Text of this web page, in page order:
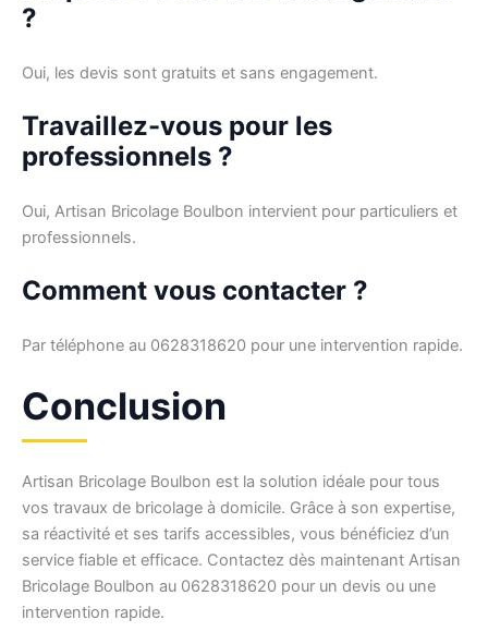
?
Oui, les devis sont gratuits et sans engagement.
Travaillez-vous pour les
professionnels ?
Oui, Artisan Bricolage Boulbon intervient pour particuliers et
professionnels.
Comment vous contacter ?
Par téléphone au 0628318620 pour une intervention rapide.
Conclusion
Artisan Bricolage Boulbon est la solution idéale pour tous
vos travaux de bricolage à domicile. Grâce à son expertise,
sa réactivité et ses tarifs accessibles, vous bénéficiez d’un
service fiable et efficace. Contactez dès maintenant Artisan
Bricolage Boulbon au 0628318620 pour un devis ou une
intervention rapide.